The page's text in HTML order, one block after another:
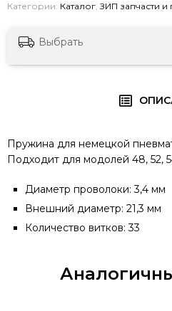
Категории: Каталог,ЗИП запчасти
Выбрать
Пружина для немецкой
Подходит для модолей 48, 52,
Диаметр проволоки: 3,4 мм
Внешний диаметр: 21,3 мм
Количество витков: 33